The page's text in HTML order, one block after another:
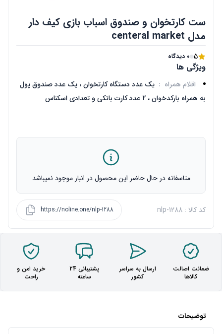
ست کارتخوان و صندوق اسباب بازی کیف دار
مدل centeral market
5 0 دیدگاه
ویژگی ها
اقلام همراه : یک عدد دستگاه کارتخوان ، یک عدد صندوق پول
به همراه بارکدخوان ، 2 عدد کارت بانکی و تعدادی اسکناس
متاسفانه در حال حاضر این محصول در انبار موجود نمیباشد
کد کالا : nlp-1288 https://noline.one/nlp-1288
ضمانت اصالت
کالاها
ارسال به سراسر
کشور
پشتیبانی 24
ساعته
خرید امن و
راحت
توضیحات